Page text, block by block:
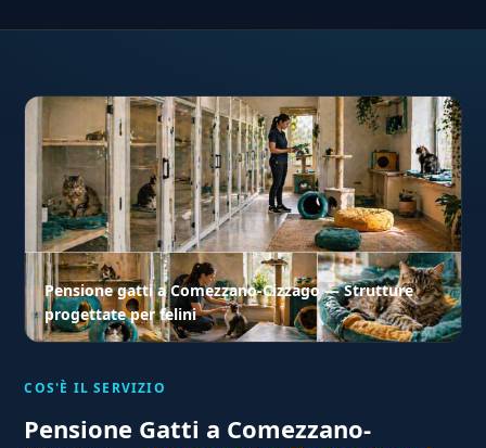
Pensione gatti a Comezzano-Cizzago — Strutture
progettate per felini
COS'È IL SERVIZIO
Pensione Gatti a Comezzano-